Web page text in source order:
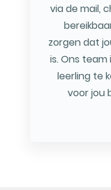
via de mail,
zorgen dat
is. Ons
leerling te
voor jou